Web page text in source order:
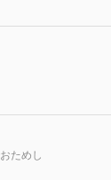
ためし